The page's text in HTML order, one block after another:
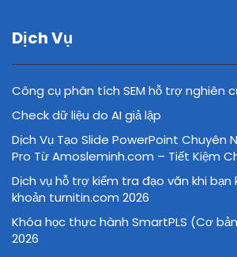
Dịch Vụ
Công cụ phân tích SEM hỗ trợ nghiên
Check dữ liệu do AI giả lập
Dịch Vụ Tạo Slide PowerPoint Chuyên
Pro Từ Amosleminh.com – Tiết Kiệm
Dịch vụ hỗ trợ kiểm tra đạo văn khi
khoản turnitin.com 2026
Khóa học thực hành SmartPLS (Cơ
2026